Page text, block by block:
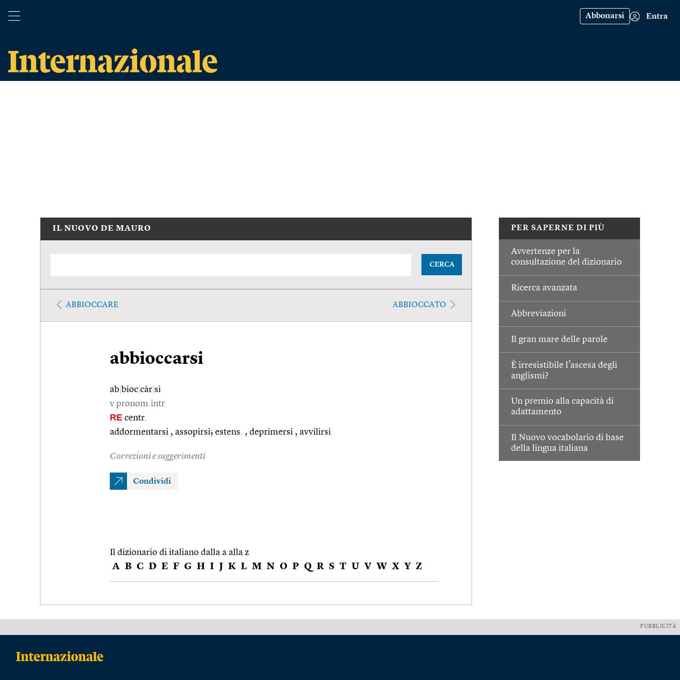
Abbonarsi Entra
PER SAPERNE DI PIÙ
Avvertenze per la
consultazione del dizionario
Ricerca avanzata
Abbreviazioni
Il gran mare delle parole
È irresistibile l’ascesa degli
anglismi?
Un premio alla capacità di
adattamento
Il Nuovo vocabolario di base
della lingua italiana
IL NUOVO DE MAURO
CERCA
ABBIOCCARE ABBIOCCATO
abbioccarsi
ab bioc càr si
v.pronom.intr.
RE centr.
addormentarsi , assopirsi; estens. , deprimersi , avvilirsi
Correzioni e suggerimenti
Condividi
Il dizionario di italiano dalla a alla z
A B C D E F G H I J K L M N O P Q R S T U V W X Y Z
PUBBLICITÀ